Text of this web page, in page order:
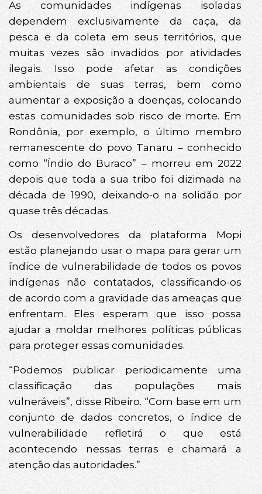
As comunidades indígenas isoladas
dependem exclusivamente da caça, da
pesca e da coleta em seus territórios, que
muitas vezes são invadidos por atividades
ilegais. Isso pode afetar as condições
ambientais de suas terras, bem como
aumentar a exposição a doenças, colocando
estas comunidades sob risco de morte. Em
Rondônia, por exemplo, o último membro
remanescente do povo Tanaru – conhecido
como “Índio do Buraco” – morreu em 2022
depois que toda a sua tribo foi dizimada na
década de 1990, deixando-o na solidão por
quase três décadas.
Os desenvolvedores da plataforma Mopi
estão planejando usar o mapa para gerar um
índice de vulnerabilidade de todos os povos
indígenas não contatados, classificando-os
de acordo com a gravidade das ameaças que
enfrentam. Eles esperam que isso possa
ajudar a moldar melhores políticas públicas
para proteger essas comunidades.
“Podemos publicar periodicamente uma
classificação das populações mais
vulneráveis”, disse Ribeiro. “Com base em um
conjunto de dados concretos, o índice de
vulnerabilidade refletirá o que está
acontecendo nessas terras e chamará a
atenção das autoridades.”